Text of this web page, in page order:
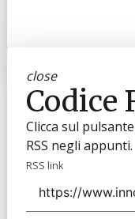
close
Codice
Clicca sul
RSS negli appunti.
RSS link